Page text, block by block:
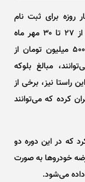
روزه برای ثبت نام
خودرو‌های وارداتی به پایان رسید و متقاضیانی که از ۲۷ تا ۳۰ مهر ماه
اقدام به وکالتی کردن حساب خود کرده و مبلغ ۵۰۰ میلیون تومان از
مبالغ بلوکه
نیز، برخی از
کرده که می‌توانند
که در این دوره دو
خودرو‌ها به صورت